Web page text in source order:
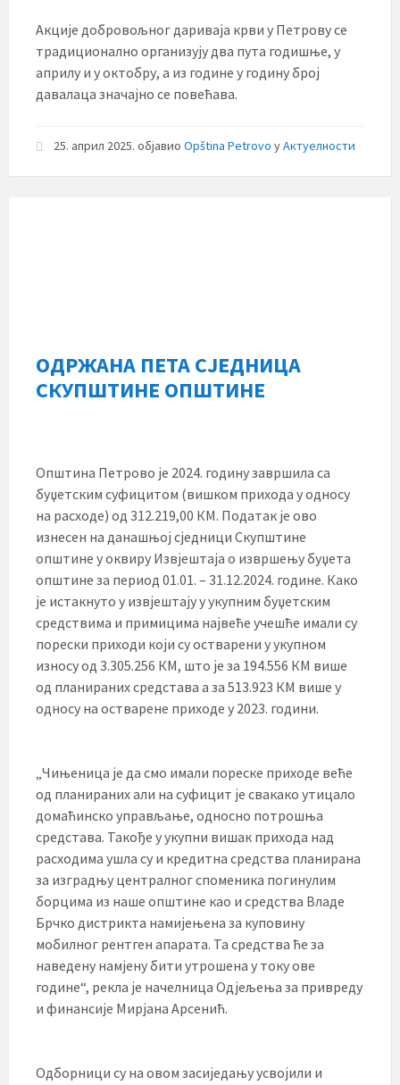
Акције добровољног дариваја крви у Петрову се
традиционално организују два пута годишње, у
априлу и у октобру, а из године у годину број
давалаца значајно се повећава.
25. април 2025. објавио Opština Petrovo уАктуелности
ОДРЖАНА ПЕТА СЈЕДНИЦА
СКУПШТИНЕ ОПШТИНЕ
Општина Петрово је 2024. годину завршила са
буџетским суфицитом (вишком прихода у односу
на расходе) од 312.219,00 КМ. Податак је ово
изнесен на данашњој сједници Скупштине
општине у оквиру Извјештаја о извршењу буџета
општине за период 01.01. – 31.12.2024. године. Како
је истакнуто у извјештају у укупним буџетским
средствима и примицима највеће учешће имали су
порески приходи који су остварени у укупном
износу од 3.305.256 КМ, што је за 194.556 КМ више
од планираних средстава а за 513.923 КМ више у
односу на остварене приходе у 2023. години.
„Чињеница је да смо имали пореске приходе веће
од планираних али на суфицит је свакако утицало
домаћинско управљање, односно потрошња
средстава. Такође у укупни вишак прихода над
расходима ушла су и кредитна средства планирана
за изградњу централног споменика погинулим
борцима из наше општине као и средства Владе
Брчко дистрикта намијењена за куповину
мобилног рентген апарата. Та средства ће за
наведену намјену бити утрошена у току ове
године“, рекла је начелница Одјељења за привреду
и финансије Мирјана Арсенић.
Одборници су на овом засиједању усвојили и